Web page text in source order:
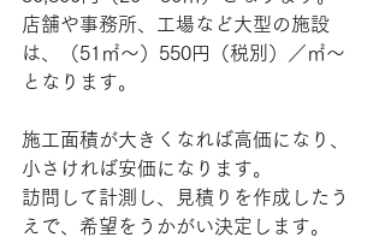
店舗や事務所、工場など大型の施設
は、（51㎡～）550円（税別）／㎡～
となります。
施工面積が大きくなれば高価になり、
小さければ安価になります。
訪問して計測し、見積りを作成したう
えで、希望をうかがい決定します。